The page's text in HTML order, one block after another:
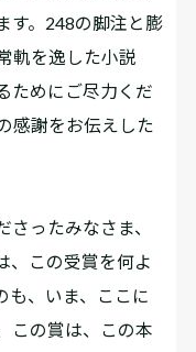
す。248の脚注と膨
軌を逸した小説
ためにご尽力くだ
感謝をお伝えした
ったみなさま、
、この受賞を何よ
も、いま、ここに
この賞は、この本